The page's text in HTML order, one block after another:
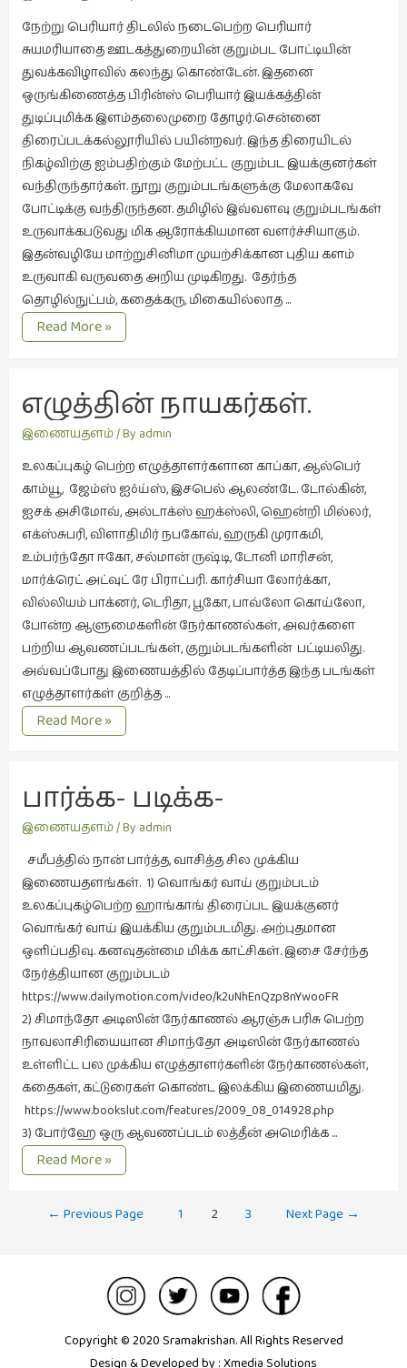
புத்தக
கண்காட்சி2019
புத்தக
விமர்சனம்
(55)
புத்தகக்
காட்சி
தினங்கள்
புனைவுக்குறிப்புகள்
பெயரற்ற
மேகம்
மூத்தோர்
பாடல்
மொழி
மொழியாக்கம்
(19)
வரலாறு
வரலாறு
வாசிப்பில்
இன்று
(19)
விளையாட்டு
ஷேக்ஸ்பியரின்
உலகம்
நேற்று பெரியார் திடலில் நடைபெற்ற பெரியார்
சுயமரியாதை ஊடகத்துறையின் குறும்பட போட்டியின்
துவக்கவிழாவில் கலந்து கொண்டேன். இதனை
ஒருங்கிணைத்த பிரின்ஸ் பெரியார் இயக்கத்தின்
துடிப்புமிக்க இளம்தலைமுறை தோழர்.சென்னை
திரைப்படக்கல்லூரியில் பயின்றவர். இந்த திரையிடல்
நிகழ்விற்கு ஐம்பதிற்கும் மேற்பட்ட குறும்பட இயக்குனர்கள்
வந்திருந்தார்கள். நூறு குறும்படங்களுக்கு மேலாகவே
போட்டிக்கு வந்திருந்தன. தமிழில் இவ்வளவு குறும்படங்கள்
உருவாக்கபடுவது மிக ஆரோக்கியமான வளர்ச்சியாகும்.
இதன்வழியே மாற்றுசினிமா முயற்சிக்கான புதிய களம்
உருவாகி வருவதை அறிய முடிகிறது. தேர்ந்த
தொழில்நுட்பம், கதைக்கரு, மிகையில்லாத …
ஏழு
குறும்படங்கள்
Read More »
எழுத்தின் நாயகர்கள்.
இணையதளம்/ By admin
உலகப்புகழ் பெற்ற எழுத்தாளர்களான காப்கா, ஆல்பெர்
காம்யூ, ஜேம்ஸ் ஐôய்ஸ், இசபெல் ஆலண்டே. டோல்கின்,
ஐசக் அசிமோவ், அல்டாக்ஸ் ஹக்ஸ்லி, ஹென்றி மில்லர்,
எக்ஸ்சுபரி, விளாதிமிர் நபகோவ், ஹருகி முராகமி,
உம்பர்ந்தோ ஈகோ, சல்மான் ருஷ்டி, டோனி மாரிசன்,
மார்க்ரெட் அட்வுட் ரே பிராட்பரி. கார்சியா லோர்க்கா,
வில்லியம் பாக்னர், டெரிதா, பூகோ, பாவ்லோ கொய்லோ,
போன்ற ஆளுமைகளின் நேர்காணல்கள், அவர்களை
பற்றிய ஆவணப்படங்கள், குறும்படங்களின் பட்டியலிது.
அவ்வப்போது இணையத்தில் தேடிப்பார்த்த இந்த படங்கள்
எழுத்தாளர்கள் குறித்த …
எழுத்தின்
நாயகர்கள்.
Read More »
பார்க்க- படிக்க-
இணையதளங்கள்.
இணையதளம்/ By admin
சமீபத்தில் நான் பார்த்த, வாசித்த சில முக்கிய
இணையதளங்கள். 1) வொங்கர் வாய் குறும்படம்
உலகப்புகழ்பெற்ற ஹாங்காங் திரைப்பட இயக்குனர்
வொங்கர் வாய் இயக்கிய குறும்படமிது. அற்புதமான
ஒளிப்பதிவு. கனவுதன்மை மிக்க காட்சிகள். இசை சேர்ந்த
நேர்த்தியான குறும்படம்
https://www.dailymotion.com/video/k2uNhEnQzp8nYwooFR
2) சிமாந்தோ அடிஸின் நேர்காணல் ஆரஞ்சு பரிசு பெற்ற
நாவலாசிரியையான சிமாந்தோ அடிஸின் நேர்காணல்
உள்ளிட்ட பல முக்கிய எழுத்தாளர்களின் நேர்காணல்கள்,
கதைகள், கட்டுரைகள் கொண்ட இலக்கிய இணையமிது.
https://www.bookslut.com/features/2009_08_014928.php
3) போர்ஹே ஒரு ஆவணப்படம் லத்தீன் அமெரிக்க …
பார்க்க-
படிக்க-
Read More »
Posts← Previous Page 1 2 3 Next Page →
Copyright © 2020 Sramakrishan. All Rights Reserved
Design & Developed by :Xmedia Solutions